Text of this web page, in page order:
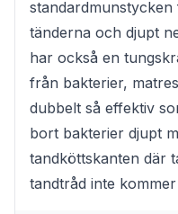
tänderna och djupt
har också en
från bakterier,
dubbelt så effektiv
bort bakterier djupt
tandköttskanten där
tandtråd inte kommer